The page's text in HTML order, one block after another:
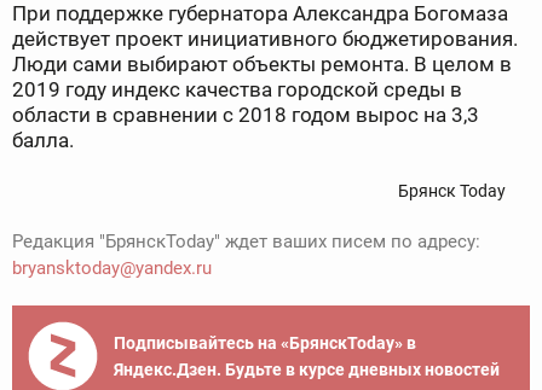
При поддержке губернатора Александра Богомаза
действует проект инициативного бюджетирования.
Люди сами выбирают объекты ремонта. В целом в
2019 году индекс качества городской среды в
области в сравнении с 2018 годом вырос на 3,3
балла.
Брянск Today
Редакция "БрянскToday" ждет ваших писем по адресу:
bryansktoday@yandex.ru
Подписывайтесь на «БрянскToday» в
Яндекс.Дзен. Будьте в курсе дневных новостей